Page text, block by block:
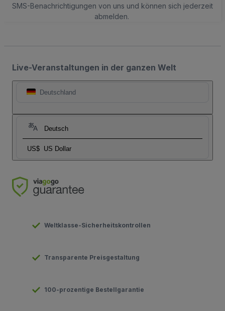
SMS-Benachrichtigungen von uns und können sich jederzeit
abmelden.
Live-Veranstaltungen in der ganzen Welt
Deutschland
Deutsch
US$ US Dollar
Weltklasse-Sicherheitskontrollen
Transparente Preisgestaltung
100-prozentige Bestellgarantie